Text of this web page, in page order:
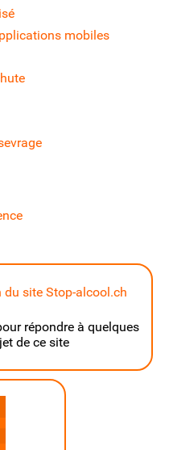
mobiles
site Stop-alcool.ch
répondre à quelques
de ce site